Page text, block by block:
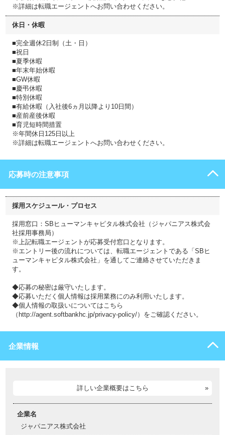
※詳細は転職エージェントへお問い合わせください。
休日・休暇
■完全週休2日制（土・日）
■祝日
■夏季休暇
■年末年始休暇
■GW休暇
■慶弔休暇
■特別休暇
■有給休暇（入社後6ヵ月以降より10日間）
■産前産後休暇
■育児短時間措置
※年間休日125日以上
※詳細は転職エージェントへお問い合わせください。
応募時の注意事項
採用スケジュール・プロセス
採用窓口：SBヒューマンキャピタル株式会社（ジャパニアス株式会
社採用事務局）
※上記転職エージェントが応募受付窓口となります。
※エントリー後の流れについては、転職エージェントである「SBヒ
ューマンキャピタル株式会社」を通してご連絡させていただきま
す。
◆応募の秘密は厳守いたします。
◆応募いただく個人情報は採用業務にのみ利用いたします。
◆個人情報の取扱いについてはこちら
（http://agent.softbankhc.jp/privacy-policy/）をご確認ください。
企業情報
詳しい企業概要はこちら
企業名
ジャパニアス株式会社